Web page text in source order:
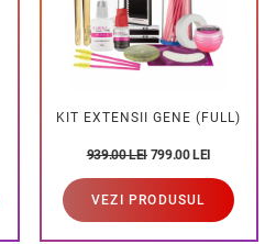
KIT EXTENSII GENE (FULL)
939.00LEI 799.00 LEI
VEZI PRODUSUL